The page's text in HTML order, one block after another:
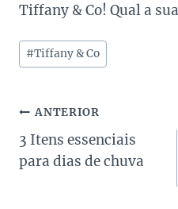
Tiffany & Co! Qual a
Tags
do
#Tiffany & Co
Navegação
de
ANTERIOR
3 Itens essenciais
para dias de chuva